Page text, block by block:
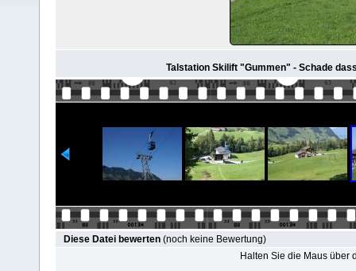
Talstation Skilift "Gummen" - Schade
Diese Datei bewerten (noch keine Bewertung)
Halten Sie die Maus über